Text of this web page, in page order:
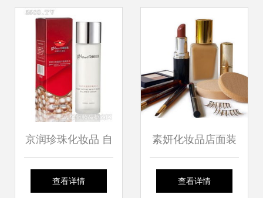
京润珍珠化妆品 自
然与科技的融合之
查看详情
素妍化妆品店面装
修与新上市的珠宝
查看详情